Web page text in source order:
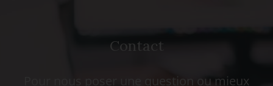
Contact
Pour nous poser une question ou mieux